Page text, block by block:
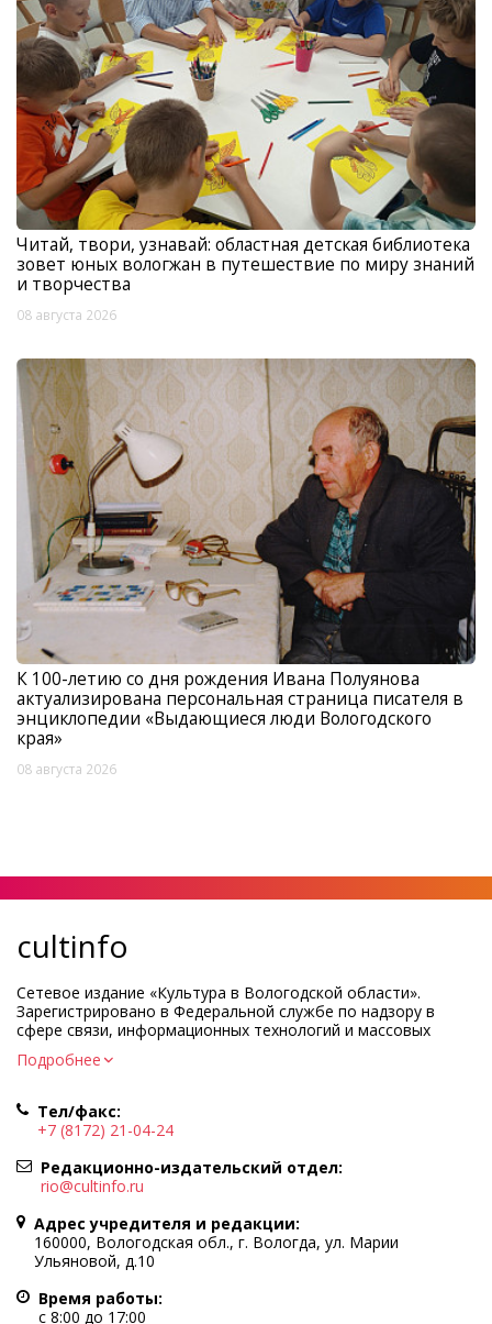
Читай, твори, узнавай: областная детская библиотека
зовет юных вологжан в путешествие по миру знаний
и творчества
08 августа 2026
К 100-летию со дня рождения Ивана Полуянова
актуализирована персональная страница писателя в
энциклопедии «Выдающиеся люди Вологодского
края»
08 августа 2026
cultinfo
Сетевое издание «Культура в Вологодской области».
Зарегистрировано в Федеральной службе по надзору в
сфере связи, информационных технологий и массовых
коммуникаций.
Регистрационный номер и дата принятия решения о
Учредитель КУ ВО «Информационно-аналитический центр
культуры»
Адрес учредителя и редакции: 160000, Вологодская обл., г.
Вологда, ул. Марии Ульяновой, д.10
Главный редактор — Легчанова Елена Григорьевна
Политика в отношении обработки персональных данных
При полном или частичном использовании информации
портала гиперссылка на cultinfo.ru обязательна.
Редакция не несет ответственности за достоверность
Подробнее
Тел/факс:
+7 (8172) 21-04-24
Редакционно-издательский отдел:
rio@cultinfo.ru
Адрес учредителя и редакции:
160000, Вологодская обл., г. Вологда, ул. Марии
Ульяновой, д.10
Время работы:
с 8:00 до 17:00